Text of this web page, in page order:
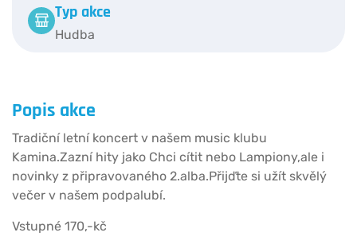
Typ akce
Hudba
Popis akce
Tradiční letní koncert v našem music klubu
Kamina.Zazní hity jako Chci cítit nebo Lampiony,ale i
novinky z připravovaného 2.alba.Přijďte si užít skvělý
večer v našem podpalubí.
Vstupné 170,-kč